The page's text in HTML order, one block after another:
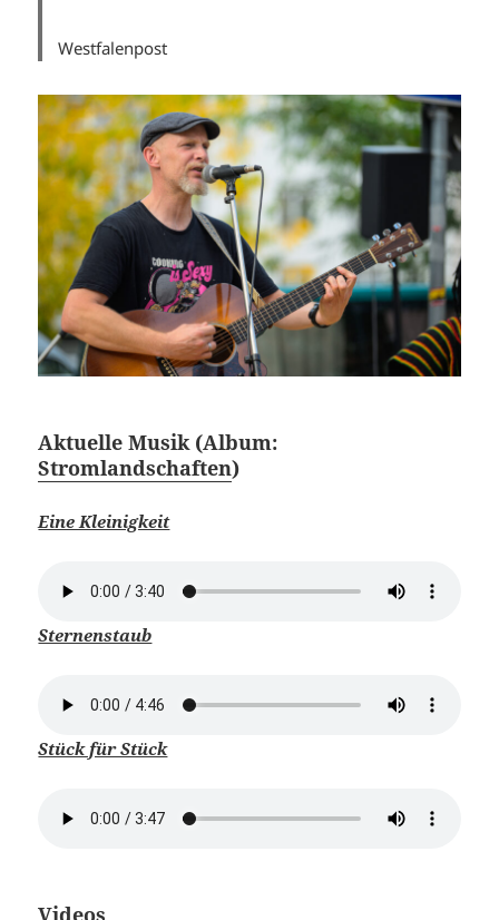
Westfalenpost
Aktuelle Musik (Album:
Stromlandschaften)
Eine Kleinigkeit
Sternenstaub
Stück für Stück
Videos